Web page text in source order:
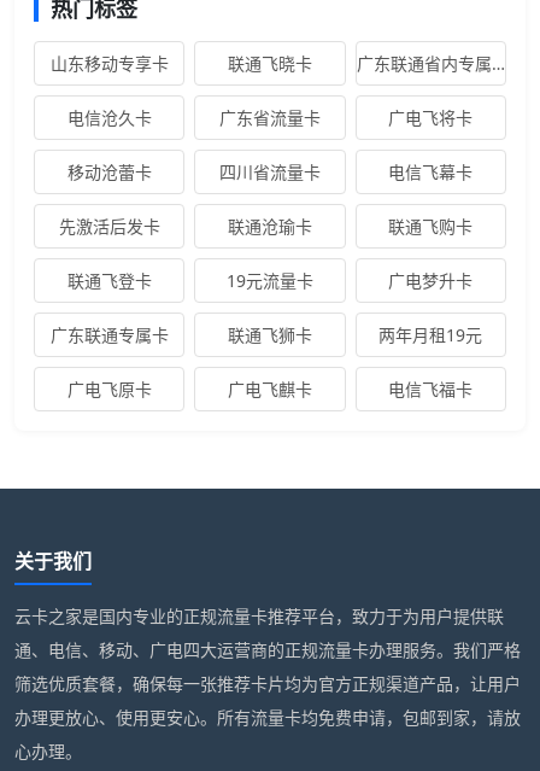
热门标签
山东移动专享卡 联通飞晓卡 广东联通省内专属卡
电信沧久卡 广东省流量卡 广电飞将卡
移动沧蕾卡 四川省流量卡 电信飞幕卡
先激活后发卡 联通沧瑜卡 联通飞购卡
联通飞登卡 19元流量卡 广电梦升卡
广东联通专属卡 联通飞狮卡 两年月租19元
广电飞原卡 广电飞麒卡 电信飞福卡
关于我们
云卡之家是国内专业的正规流量卡推荐平台，致力于为用户提供联
通、电信、移动、广电四大运营商的正规流量卡办理服务。我们严格
筛选优质套餐，确保每一张推荐卡片均为官方正规渠道产品，让用户
办理更放心、使用更安心。所有流量卡均免费申请，包邮到家，请放
心办理。